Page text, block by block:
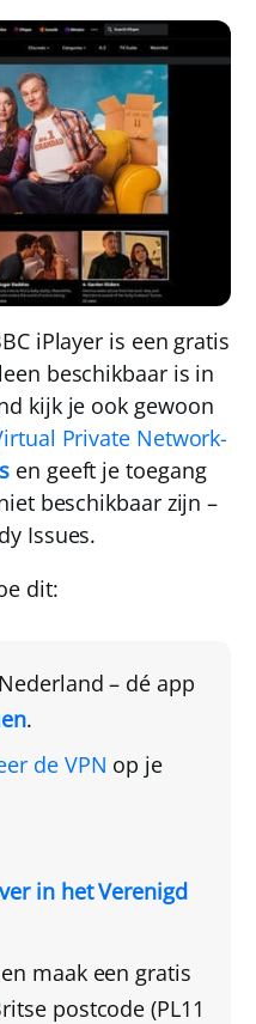
iPlayer is een gratis
beschikbaar is in
kijk je ook gewoon
Private Network-
en geeft je toegang
beschikbaar zijn –
Issues.
dit:
– dé app
.
de VPN op je
in het Verenigd
maak een gratis
postcode(PL11